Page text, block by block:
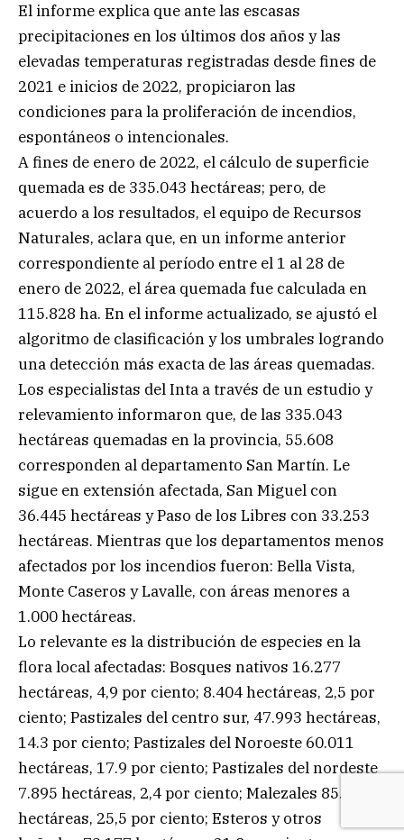
El informe explica que ante las escasas
precipitaciones en los últimos dos años y las
elevadas temperaturas registradas desde fines de
2021 e inicios de 2022, propiciaron las
condiciones para la proliferación de incendios,
espontáneos o intencionales.
A fines de enero de 2022, el cálculo de superficie
quemada es de 335.043 hectáreas; pero, de
acuerdo a los resultados, el equipo de Recursos
Naturales, aclara que, en un informe anterior
correspondiente al período entre el 1 al 28 de
enero de 2022, el área quemada fue calculada en
115.828 ha. En el informe actualizado, se ajustó el
algoritmo de clasificación y los umbrales logrando
una detección más exacta de las áreas quemadas.
Los especialistas del Inta a través de un estudio y
relevamiento informaron que, de las 335.043
hectáreas quemadas en la provincia, 55.608
corresponden al departamento San Martín. Le
sigue en extensión afectada, San Miguel con
36.445 hectáreas y Paso de los Libres con 33.253
hectáreas. Mientras que los departamentos menos
afectados por los incendios fueron: Bella Vista,
Monte Caseros y Lavalle, con áreas menores a
1.000 hectáreas.
Lo relevante es la distribución de especies en la
flora local afectadas: Bosques nativos 16.277
hectáreas, 4,9 por ciento; 8.404 hectáreas, 2,5 por
ciento; Pastizales del centro sur, 47.993 hectáreas,
14.3 por ciento; Pastizales del Noroeste 60.011
hectáreas, 17.9 por ciento; Pastizales del nordeste
7.895 hectáreas, 2,4 por ciento; Malezales 85.455
hectáreas, 25,5 por ciento; Esteros y otros